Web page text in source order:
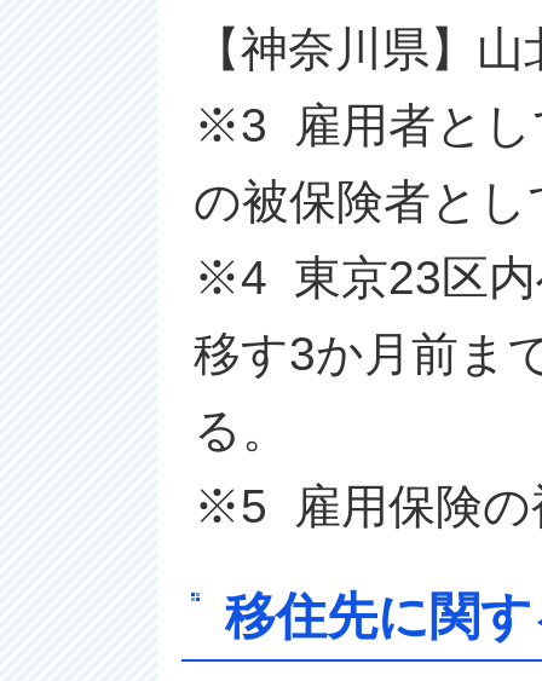
【神奈川県】
※3 雇用者とし
の被保険者と
※4 東京23区内
移す3か月前ま
る。
※5 雇用保険の
移住先に関